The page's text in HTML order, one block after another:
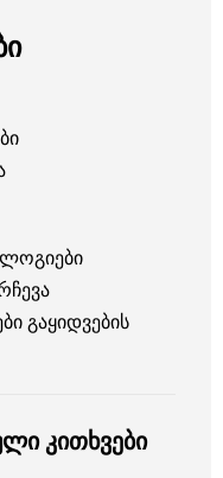
გაყიდვების
კითხვები